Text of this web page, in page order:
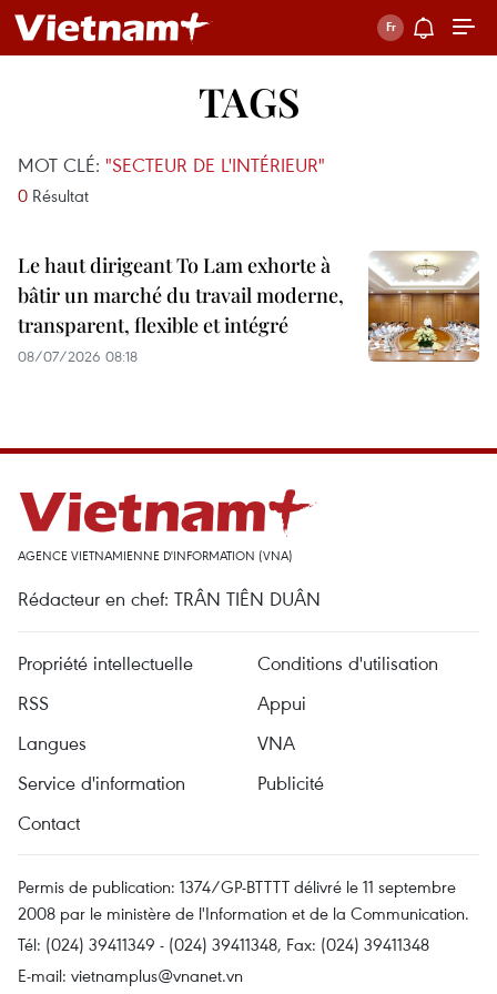
TAGS
MOT CLÉ: "SECTEUR DE L'INTÉRIEUR"
0 Résultat
Le haut dirigeant To Lam exhorte à
bâtir un marché du travail moderne,
transparent, flexible et intégré
08/07/2026 08:18
AGENCE VIETNAMIENNE D'INFORMATION (VNA)
Rédacteur en chef: TRÂN TIÊN DUÂN
Propriété intellectuelle
Conditions d'utilisation
RSS
Appui
Langues
VNA
Service d'information
Publicité
Contact
Permis de publication: 1374/GP-BTTTT délivré le 11 septembre
2008 par le ministère de l'Information et de la Communication.
Tél: (024) 39411349 - (024) 39411348, Fax: (024) 39411348
E-mail: vietnamplus@vnanet.vn